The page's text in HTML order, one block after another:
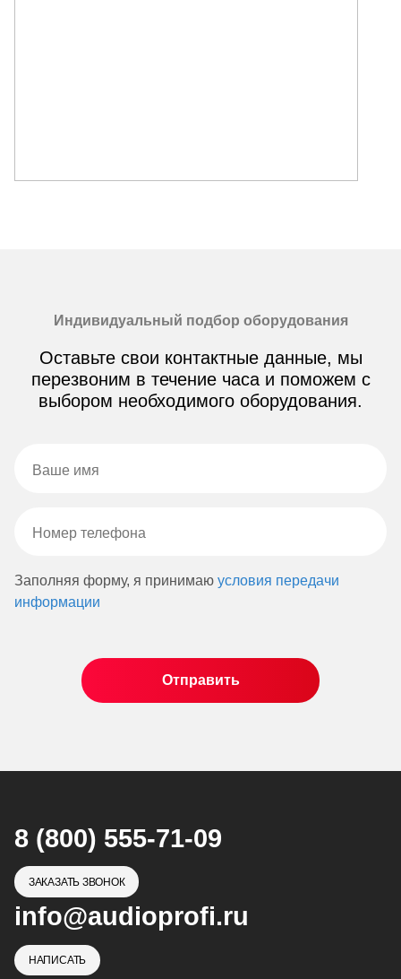
Индивидуальный подбор оборудования
Оставьте свои контактные данные, мы
перезвоним в течение часа и поможем с
выбором необходимого оборудования.
Заполняя форму, я принимаю условия передачи
информации
8 (800) 555-71-09
ЗАКАЗАТЬ ЗВОНОК
info@audioprofi.ru
НАПИСАТЬ